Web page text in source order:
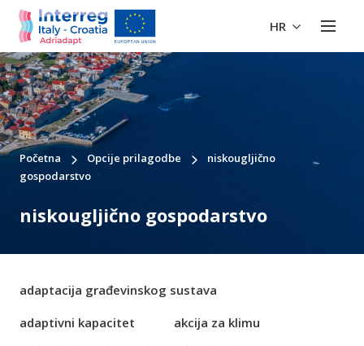
HR
Početna Opcije prilagodbe
niskougljično
gospodarstvo
niskougljično gospodarstvo
adaptacija građevinskog sustava
adaptivni kapacitet
akcija za klimu